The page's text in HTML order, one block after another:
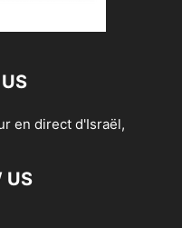
en direct d'Israël,
US